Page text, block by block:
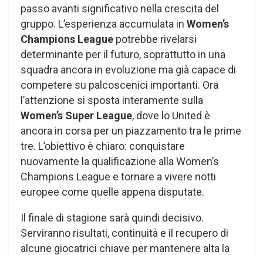
passo avanti significativo nella crescita del
gruppo. L’esperienza accumulata in Women’s
Champions League potrebbe rivelarsi
determinante per il futuro, soprattutto in una
squadra ancora in evoluzione ma già capace di
competere su palcoscenici importanti. Ora
l’attenzione si sposta interamente sulla
Women’s Super League, dove lo United è
ancora in corsa per un piazzamento tra le prime
tre. L’obiettivo è chiaro: conquistare
nuovamente la qualificazione alla Women’s
Champions League e tornare a vivere notti
europee come quelle appena disputate.
Il finale di stagione sarà quindi decisivo.
Serviranno risultati, continuità e il recupero di
alcune giocatrici chiave per mantenere alta la